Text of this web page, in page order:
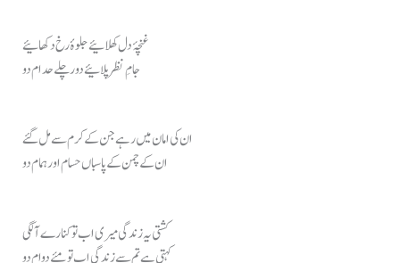
غنچۂ دل کھلائیے جلوۂ رخ دکھائیے
جامِ نظر پلائیے دور چلے حدام دو
ان کی امان میں رہے جن کے کرم سے مل گئے
ان کے چمن کے پاسباں حسام اور ہمام دو
کشتی یہ زندگی میری اب تو کنارے آ لگی
کہتی ہے تم سے زندگی اب تو مئے دوام دو